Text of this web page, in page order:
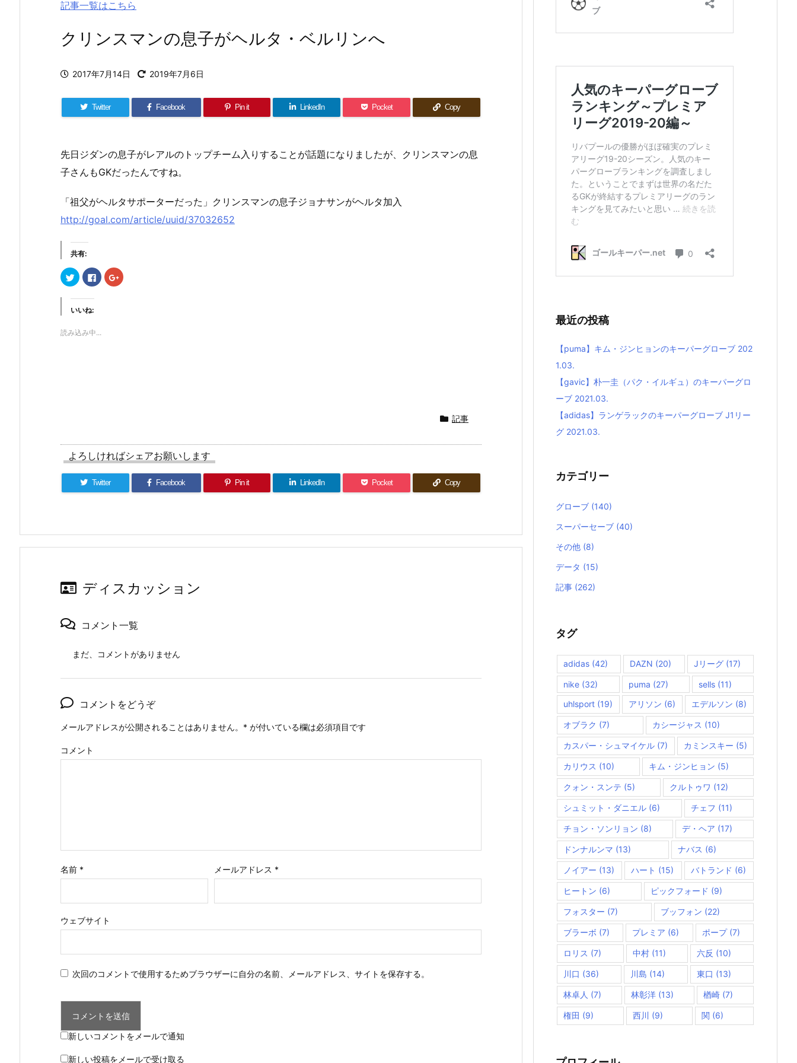
記事一覧はこちら
クリンスマンの息子がヘルタ・ベルリンへ
2017年7月14日 2019年7月6日
Twitter Facebook Pin it LinkedIn Pocket Copy
先日ジダンの息子がレアルのトップチーム入りすることが話題になりましたが、クリンスマンの息
子さんもGKだったんですね。
「祖父がヘルタサポーターだった」クリンスマンの息子ジョナサンがヘルタ加入
http://goal.com/article/uuid/37032652
共有:
ク
リ
ク
て
i
t
で
開
き
す)
F
a
で
い
(新
し
ウ
ィ
ン
ド
す)
ク
リ
で
開
き
す)
いいね:
読み込み中...
記事
よろしければシェアお願いします
Twitter Facebook Pin it LinkedIn Pocket Copy
ディスカッション
コメント一覧
まだ、コメントがありません
コメントをどうぞ
メールアドレスが公開されることはありません。 * が付いている欄は必須項目です
コメント
名前 * メールアドレス *
ウェブサイト
次回のコメントで使用するためブラウザーに自分の名前、メールアドレス、サイトを保存する。
新しいコメントをメールで通知
新しい投稿をメールで受け取る
最近の投稿
【puma】キム・ジンヒョンのキーパーグローブ 202
1.03.
【gavic】朴一圭（パク・イルギュ）のキーパーグロ
ーブ 2021.03.
【adidas】ランゲラックのキーパーグローブ J1リー
グ 2021.03.
カテゴリー
グローブ (140)
スーパーセーブ (40)
その他 (8)
データ (15)
記事 (262)
タグ
adidas (42) DAZN (20) Jリーグ(17)
nike (32) puma (27) sells (11)
uhlsport (19) アリソン (6) エデルソン (8)
オブラク (7) カシージャス (10)
カスパー・シュマイケル (7) カミンスキー (5)
カリウス (10) キム・ジンヒョン (5)
クォン・スンテ (5) クルトゥワ (12)
シュミット・ダニエル (6) チェフ (11)
チョン・ソンリョン (8) デ・ヘア (17)
ドンナルンマ (13) ナバス (6)
ノイアー (13) ハート (15) バトランド (6)
ヒートン (6) ピックフォード (9)
フォスター (7) ブッフォン (22)
ブラーボ (7) プレミア (6) ポープ(7)
ロリス (7) 中村(11) 六反 (10)
川口 (36) 川島 (14) 東口 (13)
林卓人 (7) 林彰洋 (13) 楢崎 (7)
権田 (9) 西川 (9) 関 (6)